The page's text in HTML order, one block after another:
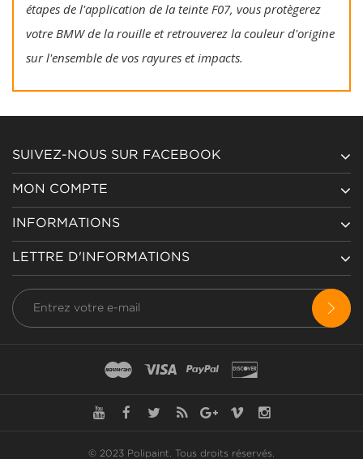
étapes de l'application de la teinte F07, vous protègerez
votre BMW de la rouille et retrouverez la couleur d'origine
sur l'ensemble de vos rayures et impacts.
SUIVEZ-NOUS SUR FACEBOOK
MON COMPTE
INFORMATIONS
LETTRE D'INFORMATIONS
© 2023 Polipaint. Tous droits réservés.